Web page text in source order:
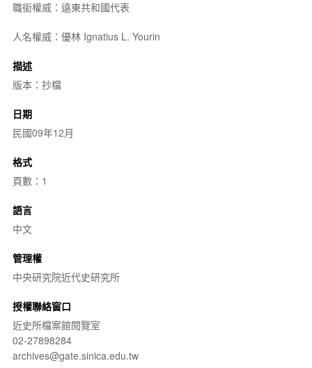
職銜權威：遠東共和國代表
人名權威：優林 Ignatius L. Yourin
描述
版本：抄檔
日期
民國09年12月
格式
頁數：1
語言
中文
管理權
中央研究院近代史研究所
授權聯絡窗口
近史所檔案館閱覽室
02-27898284
archives@gate.sinica.edu.tw